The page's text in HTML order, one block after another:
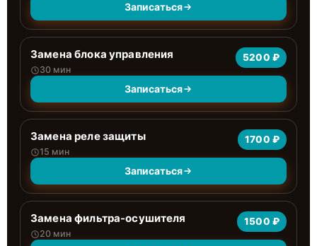
Записаться
Замена блока управления
30 мин
5200 ₽
Записаться
Замена реле защиты
15 мин
1700 ₽
Записаться
Замена фильтра-осушителя
20 мин
1500 ₽